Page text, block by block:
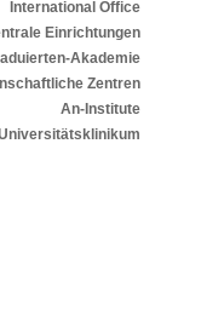
International Office
Einrichtungen
Akademie
Zentren
An-Institute